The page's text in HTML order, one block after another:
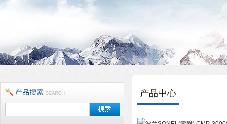
产品中心